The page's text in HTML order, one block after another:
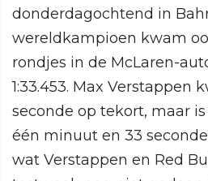
donderdagochtend in
wereldkampioen kwam
rondjes in de McLaren-
1:33.453. Max Verstappen
seconde op tekort, maar
één minuut en 33
wat Verstappen en Red